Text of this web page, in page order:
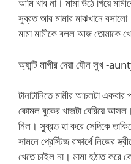
সুব্রত আর মামার মাঝখানে
মামা মামীকে বলল আজ
অ্যান্টি মাগীর দেয়া যৌন সুখ -
টানাটানিতে মামীর আচলটা একবার
কোমল বুকের খাজটা বেরিয়ে
নিল। সুব্রত হা করে সেদিকে
সামনে প্রেস্টিজ রক্ষার্থে নিজের
খেতে চাইল না। মামা হঠাত